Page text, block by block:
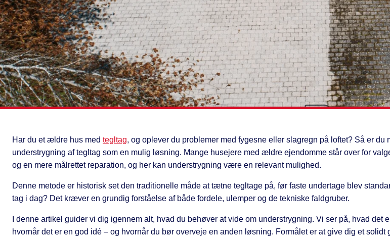
Har du et ældre hus med tegltag, og oplever du problemer med fygesne eller slagregn på loftet? Så er du
understrygning af tegltag som en mulig løsning. Mange husejere med ældre ejendomme står over for
og en mere målrettet reparation, og her kan understrygning være en relevant mulighed.
Denne metode er historisk set den traditionelle måde at tætne tegltage på, før faste undertage blev
tag i dag? Det kræver en grundig forståelse af både fordele, ulemper og de tekniske faldgruber.
I denne artikel guider vi dig igennem alt, hvad du behøver at vide om understrygning. Vi ser på, hvad det
hvornår det er en god idé – og hvornår du bør overveje en anden løsning. Formålet er at give dig et